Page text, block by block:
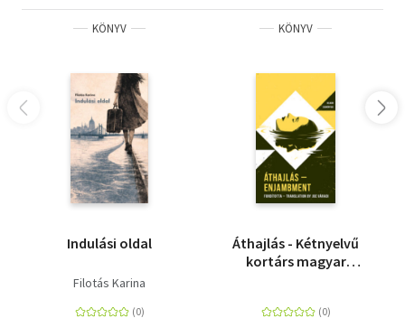
KÖNYV
Indulási oldal
Filotás Karina
KÖNYV
Áthajlás - Kétnyelvű
kortárs magyar